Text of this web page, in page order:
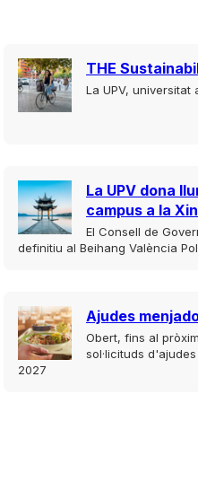
THE
La UPV,
La UPV dona
campus a la
El Consell de
definitiu al Beihang València
Ajudes
Obert, fins al
sol·licituds
2027